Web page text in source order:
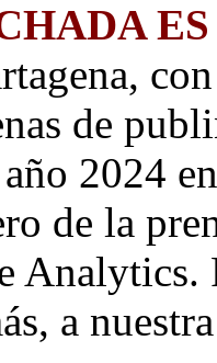
de
2024
de la
Analytics.
a